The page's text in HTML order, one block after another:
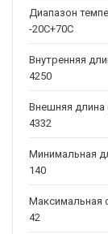
Диапазон
-20С+70С
Внутренняя
4250
Внешняя длина
4332
Минимальная
140
Максимальная
42